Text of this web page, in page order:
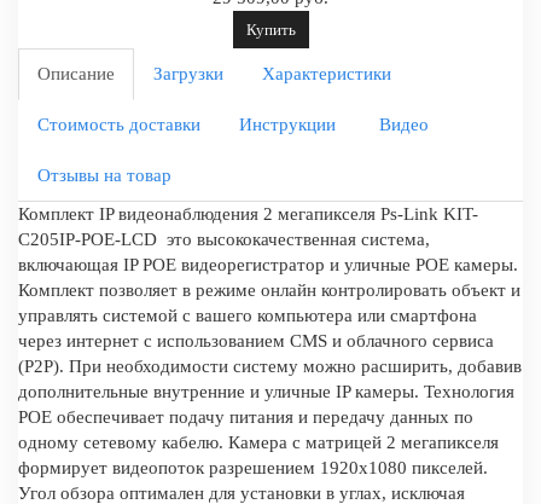
Купить
Описание Загрузки Характеристики
Стоимость доставки Инструкции Видео
Отзывы на товар
Комплект IP видеонаблюдения 2 мегапикселя Ps-Link KIT-
C205IP-POE-LCD это высококачественная система,
включающая IP POE видеорегистратор и уличные POE камеры.
Комплект позволяет в режиме онлайн контролировать объект и
управлять системой с вашего компьютера или смартфона
через интернет с использованием CMS и облачного сервиса
(P2P). При необходимости систему можно расширить, добавив
дополнительные внутренние и уличные IP камеры. Технология
POE обеспечивает подачу питания и передачу данных по
одному сетевому кабелю. Камера с матрицей 2 мегапикселя
формирует видеопоток разрешением 1920x1080 пикселей.
Угол обзора оптимален для установки в углах, исключая